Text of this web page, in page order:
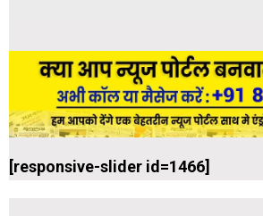
[responsive-slider id=1466]